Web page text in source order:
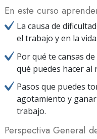
En este curso
La causa de
el trabajo y en la vida.
Por qué te cansas
qué puedes hacer al
Pasos que puedes
agotamiento y
trabajo.
Perspectiva General